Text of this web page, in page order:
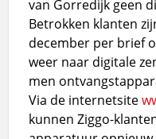
van Gorredijk geen
Betrokken klanten
december per brief
weer naar digitale
men
Via de internetsite
kunnen Ziggo-